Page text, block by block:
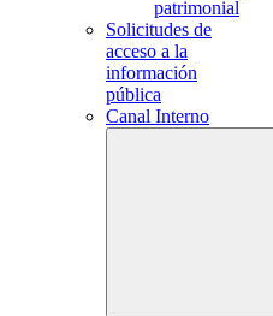
patrimonial
Solicitudes de
acceso a la
información
pública
Canal Interno